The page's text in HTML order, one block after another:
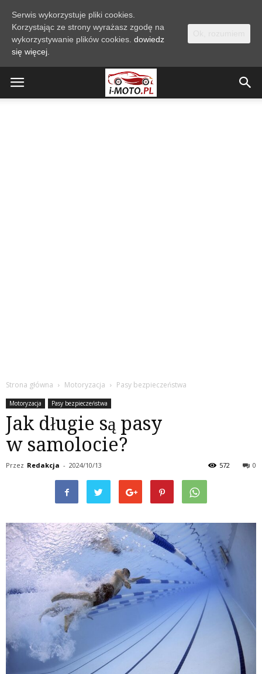
Strona główna Motoryzacja Pasy bezpieczeństwa
Motoryzacja Pasy bezpieczeństwa
Jak długie są pasy
w samolocie?
Przez Redakcja - 2024/10/13 0
572
Serwis wykorzystuje pliki cookies.
Korzystając ze strony wyrażasz zgodę na
wykorzystywanie plików cookies. dowiedz
się więcej.